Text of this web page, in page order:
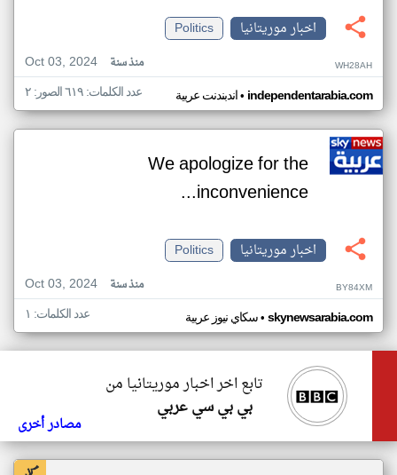
اخبار موريتانيا
Politics
Oct 03, 2024
منذ سنة WH28AH
اندبندنت عربية• independentarabia.com عدد الكلمات: ٦١٩ الصور: ٢
We apologize for the
inconvenience...
اخبار موريتانيا
Politics
Oct 03, 2024
منذ سنة BY84XM
سكاي نيوز عربية• skynewsarabia.com عدد الكلمات: ١
تابع اخر اخبار موريتانيا من
بي بي سي عربي
مصادر أخرى